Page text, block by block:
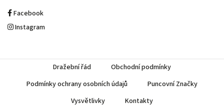
Facebook
Instagram
Dražební řád
Obchodní podmínky
Podmínky ochrany osobních údajů
Puncovní Značky
Vysvětlivky
Kontakty